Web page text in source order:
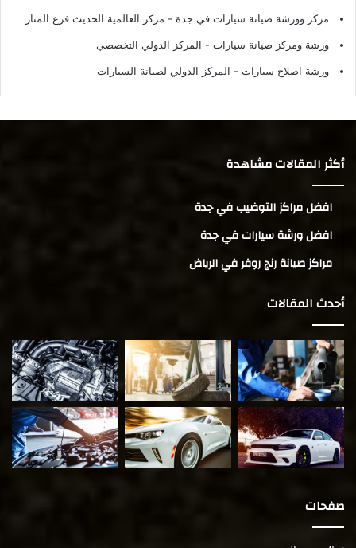
مركز وورشة صيانة سيارات في جدة - مركز العالمية الحديث فرع المنار
ورشة ومركز صيانة سيارات - المركز الدولي التخصصي
ورشة اصلاح سيارات - المركز الدولي لصيانة السيارات
أكثر المقالات مشاهدة
افضل مراكز التوضيب في جدة
افضل ورشة سيارات في جدة
مراكز صيانة رنج روفر في الرياض
أحدث المقالات
صفحات